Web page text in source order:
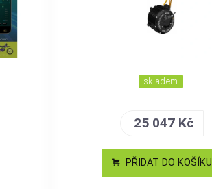
skladem
25 047 Kč
PŘIDAT DO KOŠÍKU